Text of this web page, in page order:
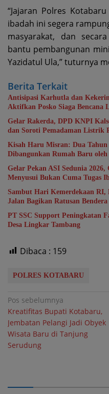
“Jajaran Polres
ibadah ini segera
masyarakat, dan
bantu pembangunan
Yazidatul Ula,” tuturnya
Berita Terkait
Antisipasi Karhutla dan
Aktifkan Posko Siaga Bencana
Gelar Rakerda, DPD KNPI
dan Soroti Pemadaman Listrik
Kisah Haru Misran: Dua
Dibangunkan Rumah Baru
Gelar Pekan ASI Sedunia 2026,
Menyusui Bukan Cuma Tugas
Sambut Hari Kemerdekaan
Jalan Bagikan Ratusan
PT SSC Support Peningkatan
Desa Lingkar Tambang
Dibaca : 159
POLRES KOTABARU
Navigasi
pos
Pos sebelumnya
Kreatifitas Bupati Kotabaru,
Jembatan Pelangi Jadi Obyek
Wisata Baru di Tanjung
Serudung